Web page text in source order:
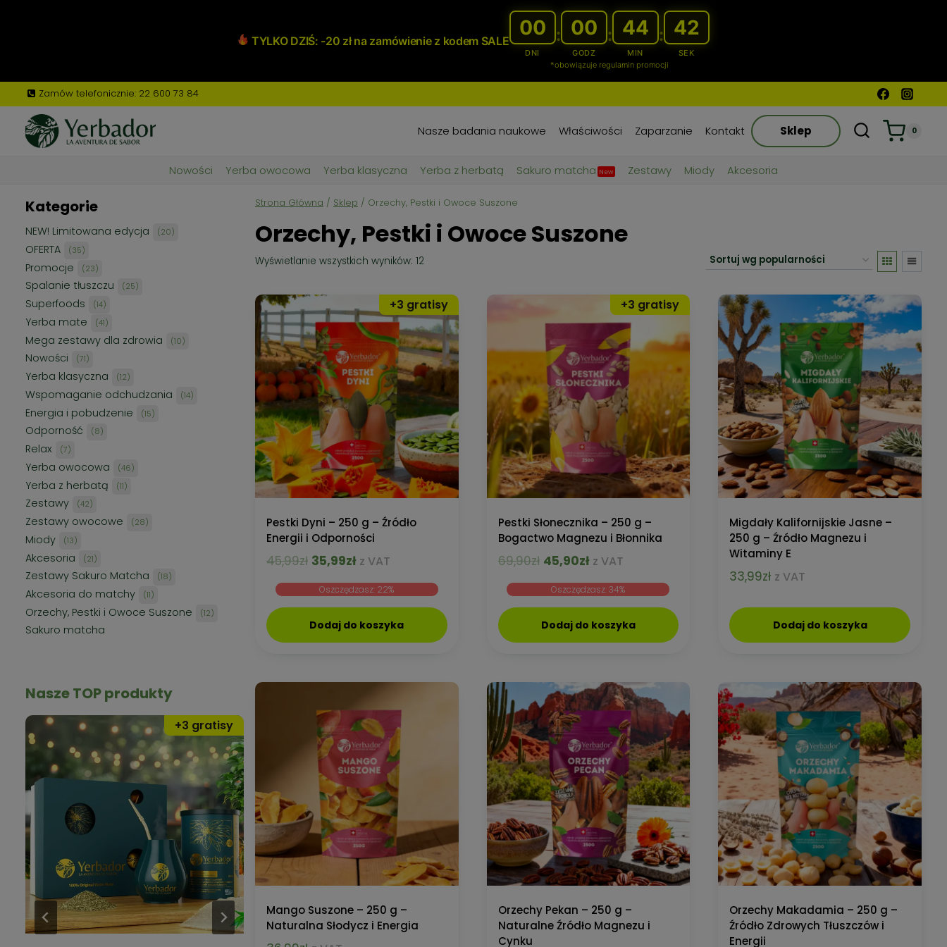
TYLKO DZIŚ: -20 zł na zamówienie z kodem SALE
00
DNI
: 00
GODZ
: 44
MIN
: 39
SEK
*obowiązuje regulamin promocji
Zamów telefonicznie: 22 600 73 84
Nasze badania naukowe Właściwości Zaparzanie Kontakt Sklep 0
Nowości Yerba owocowa Yerba klasyczna Yerba z herbatą Sakuro matcha New Zestawy Miody Akcesoria
Kategorie
NEW! Limitowana edycja 20
20
OFERTA 35
35
produktów
Promocje 23
23
produkty
Spalanie tłuszczu 25
25
Superfoods 14
14
produktów
Yerba mate 41
41
produktów
Mega zestawy dla zdrowia 10
10
Nowości 71
71
produktów
Yerba klasyczna 12
12
produktów
Wspomaganie odchudzania 14
14
Energia i pobudzenie 15
15
Odporność 8
8
Relax 7
7
Yerba owocowa 46
46
produktów
Yerba z herbatą 11
11
Zestawy 42
42
produkty
Zestawy owocowe 28
28
Miody 13
13
produktów
Akcesoria 21
21
produktów
Zestawy Sakuro Matcha 18
18
Akcesoria do matchy 11
11
produktów
Orzechy, Pestki i Owoce Suszone 12
12
Sakuro matcha
Nasze TOP produkty
Strona Główna / Sklep / Orzechy, Pestki i Owoce Suszone
Orzechy, Pestki i Owoce Suszone
Wyświetlanie wszystkich wyników: 12Posortowane
popularności
Pestki Dyni – 250 g – Źródło
Energii i Odporności
45,99zł Pierwotna
cena
wynosiła:
45,99zł.
35,99złAktualna
cena
wynosi:
z VAT
Oszczędzasz: 22%
Dodaj do koszyka
Pestki Słonecznika – 250 g –
Bogactwo Magnezu i Błonnika
69,90zł Pierwotna
cena
wynosiła:
69,90zł.
45,90złAktualna
cena
wynosi:
z VAT
Oszczędzasz: 34%
Dodaj do koszyka
Migdały Kalifornijskie Jasne –
250 g – Źródło Magnezu i
Witaminy E
33,99zł z VAT
Dodaj do koszyka
Mango Suszone – 250 g –
Naturalna Słodycz i Energia
Orzechy Pekan – 250 g –
Naturalne Źródło Magnezu i
Cynku
Orzechy Makadamia – 250 g –
Źródło Zdrowych Tłuszczów i
Energii